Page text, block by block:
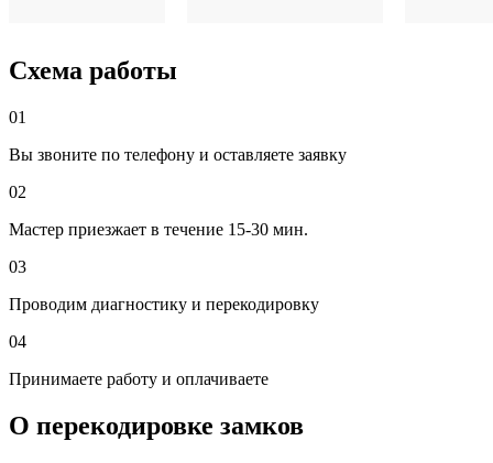
Схема работы
01
Вы звоните по телефону и оставляете заявку
02
Мастер приезжает в течение 15-30 мин.
03
Проводим диагностику и перекодировку
04
Принимаете работу и оплачиваете
О перекодировке замков